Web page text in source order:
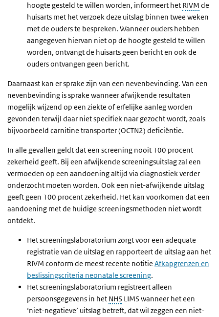
hoogte gesteld te willen worden, informeert het RIVM de
huisarts met het verzoek deze uitslag binnen twee weken
met de ouders te bespreken. Wanneer ouders hebben
aangegeven hiervan niet op de hoogte gesteld te willen
worden, ontvangt de huisarts geen bericht en ook de
ouders ontvangen geen bericht.
Daarnaast kan er sprake zijn van een nevenbevinding. Van een
nevenbevinding is sprake wanneer afwijkende resultaten
mogelijk wijzend op een ziekte of erfelijke aanleg worden
gevonden terwijl daar niet specifiek naar gezocht wordt, zoals
bijvoorbeeld carnitine transporter (OCTN2) deficiëntie.
In alle gevallen geldt dat een screening nooit 100 procent
zekerheid geeft. Bij een afwijkende screeningsuitslag zal een
vermoeden op een aandoening altijd via diagnostiek verder
onderzocht moeten worden. Ook een niet-afwijkende uitslag
geeft geen 100 procent zekerheid. Het kan voorkomen dat een
aandoening met de huidige screeningsmethoden niet wordt
ontdekt.
Het screeningslaboratorium zorgt voor een adequate
registratie van de uitslag en rapporteert de uitslag aan het
RIVM conform de meest recente notitie Afkapgrenzen en
beslissingscriteria neonatale screening.
Het screeningslaboratorium registreert alleen
persoonsgegevens in het NHS LIMS wanneer het een
‘niet-negatieve’ uitslag betreft, dat wil zeggen een niet-